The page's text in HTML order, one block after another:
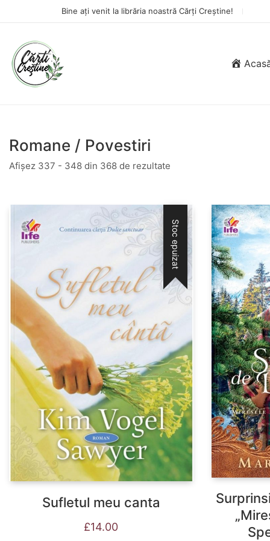
Bine ați venit la librăria noastră Cărți Creștine!
Romane / Povestiri
Afișez 337 - 348 din 368 de rezultate
Stoc epuizat
Sufletul meu canta
£14.00